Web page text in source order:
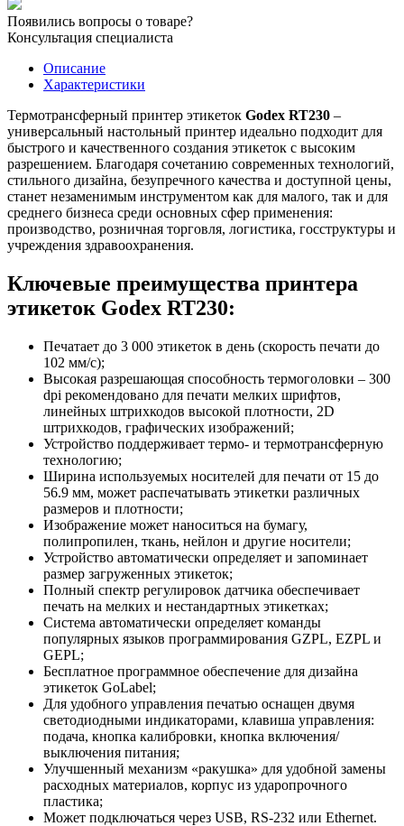
300dpi,
57мм,
USB/RS232/Ethernet)
Появились вопросы о товаре?
Консультация специалиста
Описание
Характеристики
Термотрансферный принтер этикеток Godex RT230 –
универсальный настольный принтер идеально подходит для
быстрого и качественного создания этикеток с высоким
разрешением. Благодаря сочетанию современных технологий,
стильного дизайна, безупречного качества и доступной цены,
станет незаменимым инструментом как для малого, так и для
среднего бизнеса среди основных сфер применения:
производство, розничная торговля, логистика, госструктуры и
учреждения здравоохранения.
Ключевые преимущества принтера
этикеток Godex RT230:
Печатает до 3 000 этикеток в день (скорость печати до
102 мм/с);
Высокая разрешающая способность термоголовки – 300
dpi рекомендовано для печати мелких шрифтов,
линейных штрихкодов высокой плотности, 2D
штрихкодов, графических изображений;
Устройство поддерживает термо- и термотрансферную
технологию;
Ширина используемых носителей для печати от 15 до
56.9 мм, может распечатывать этикетки различных
размеров и плотности;
Изображение может наноситься на бумагу,
полипропилен, ткань, нейлон и другие носители;
Устройство автоматически определяет и запоминает
размер загруженных этикеток;
Полный спектр регулировок датчика обеспечивает
печать на мелких и нестандартных этикетках;
Система автоматически определяет команды
популярных языков программирования GZPL, EZPL и
GEPL;
Бесплатное программное обеспечение для дизайна
этикеток GoLabel;
Для удобного управления печатью оснащен двумя
светодиодными индикаторами, клавиша управления:
подача, кнопка калибровки, кнопка включения/
выключения питания;
Улучшенный механизм «ракушка» для удобной замены
расходных материалов, корпус из ударопрочного
пластика;
Может подключаться через USB, RS-232 или Ethernet.